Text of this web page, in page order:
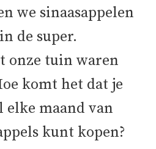
we sinaasappelen
de super.
onze tuin waren
komt het dat je
elke maand van
kunt kopen?